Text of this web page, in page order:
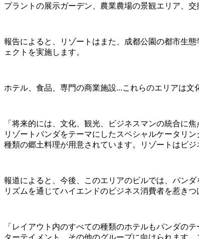
プラントの展示ガーデン、農業農場の景観エリア、
報告によると、リゾートはまた、成都公園の都市生
ェクトを実施します。
ホテル、食品、専門の商業施設...これらのエリアは
「将来的には、文化、観光、ビジネスマンの統合に
リゾートパンダをテーマにしたスペシャルケータリ
種類の郷土料理が用意されています。リゾートはビ
報道によると、今後、このエリアのビルでは、パン
リズムを通じてハイエンドのビジネス消費者を惹き
「レイアウト内のすべての種類のホテルもパンダの
ターテイメント、その他のグループに向けられます